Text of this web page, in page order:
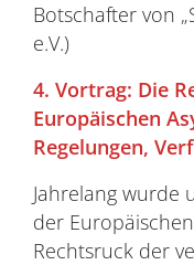
Botschafter von
e.V.)
4. Vortrag: Die
Europäischen
Regelungen,
Jahrelang wurde
der
Rechtsruck der